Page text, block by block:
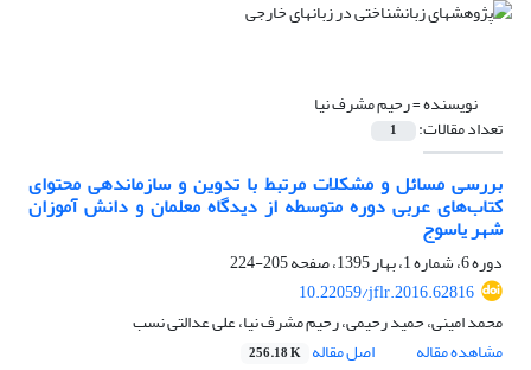
نویسنده =رحیم مشرف نیا
تعداد مقالات: 1
بررسی مسائل و مشکلات مرتبط با تدوین و سازماندهی محتوای
کتاب‌های عربی دوره متوسطه از دیدگاه معلمان و دانش آموزان
شهر یاسوج
دوره 6، شماره 1، بهار 1395، صفحه
205-224
10.22059/jflr.2016.62816
محمد امینی، حمید رحیمی، رحیم مشرف نیا، علی عدالتی نسب
مشاهده مقاله
اصل مقاله 256.18 K